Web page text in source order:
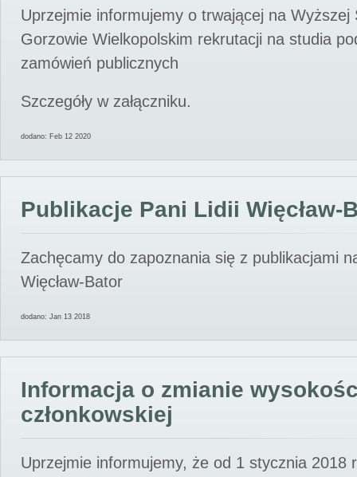
Uprzejmie informujemy o trwającej na Wyższej
Gorzowie Wielkopolskim rekrutacji na studia
zamówień publicznych
Szczegóły w załączniku.
dodano: Feb 12 2020
Publikacje Pani Lidii Więcław-
Zachęcamy do zapoznania się z publikacjami
Więcław-Bator
dodano: Jan 13 2018
Informacja o zmianie
członkowskiej
Uprzejmie informujemy, że od 1 stycznia 2018